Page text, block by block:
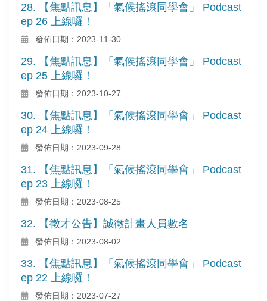
28. 【焦點訊息】「氣候搖滾同學會」 Podcast
ep 26 上線囉！
發佈日期：2023-11-30
29. 【焦點訊息】「氣候搖滾同學會」 Podcast
ep 25 上線囉！
發佈日期：2023-10-27
30. 【焦點訊息】「氣候搖滾同學會」 Podcast
ep 24 上線囉！
發佈日期：2023-09-28
31. 【焦點訊息】「氣候搖滾同學會」 Podcast
ep 23 上線囉！
發佈日期：2023-08-25
32. 【徵才公告】誠徵計畫人員數名
發佈日期：2023-08-02
33. 【焦點訊息】「氣候搖滾同學會」 Podcast
ep 22 上線囉！
發佈日期：2023-07-27